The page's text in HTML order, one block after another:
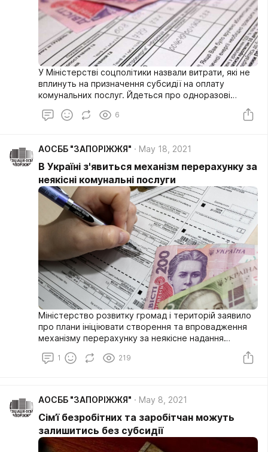
У Міністерстві соцполітики назвали витрати, які не
вплинуть на призначення субсидії на оплату
комунальних послуг. Йдеться про одноразові
6
АОСББ "ЗАПОРІЖЖЯ" May 18, 2021
В Україні з'явиться механізм перерахунку за
неякісні комунальні послуги
Міністерство розвитку громад і територій заявило
про плани ініціювати створення та впровадження
механізму перерахунку за неякісне надання
1 219
АОСББ "ЗАПОРІЖЖЯ" May 8, 2021
Сім’ї безробітних та заробітчан можуть
залишитись без субсидії